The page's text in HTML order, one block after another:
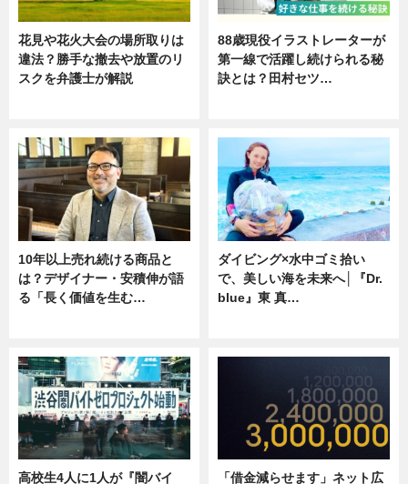
花見や花火大会の場所取りは
違法？勝手な撤去や放置のリ
スクを弁護士が解説
88歳現役イラストレーターが
第一線で活躍し続けられる秘
訣とは？田村セツ…
10年以上売れ続ける商品と
は？デザイナー・安積伸が語
る「長く価値を生む…
ダイビング×水中ゴミ拾い
で、美しい海を未来へ│『Dr.
blue』東 真…
高校生4人に1人が『闇バイ
「借金減らせます」ネット広